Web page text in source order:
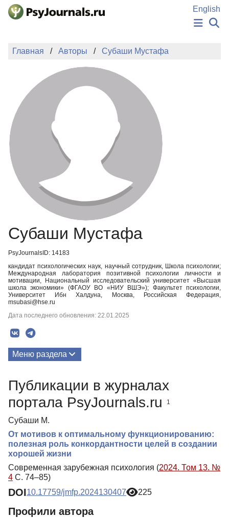
Перейти к основному содержанию
English
НОВОСТИ
АВТОРЫ
ПОДАТЬ РУКОПИСЬ
БАЗА ЗНАНИЙ
КЛЮЧЕВЫЕ СЛОВА
Регистрация
Главная Авторы Субаши Мустафа
Субаши Мустафа
PsyJournalsID: 14183
кандидат психологических наук, научный сотрудник, Школа психологии;
Международная лаборатория позитивной психологии личности и
мотивации, Национальный исследовательский университет «Высшая
школа экономики» (ФГАОУ ВО «НИУ ВШЭ»); Факультет психологии,
Университет Ибн Халдуна, Москва, Российская Федерация,
msubasi@hse.ru
Дата последнего обновления: 22.01.2025
Меню раздела
Публикации в журналах
портала PsyJournals.ru
1
Субаши М.
От мотивов к оптимальному функционированию:
полезная роль конкордантности целей в создании
хорошей жизни
Современная зарубежная психология (2024. Том 13. №
4 С. 74–85)
DOI10.17759/jmfp.2024130407 225
Профили автора